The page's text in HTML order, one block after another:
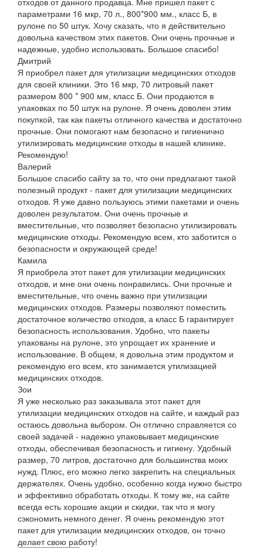
параметрами 16 мкр, 70 л., 800*900 мм., класс Б, в
рулоне по 50 штук. Хочу сказать, что я действительно
довольна качеством этих пакетов. Они очень прочные и
надежные, удобно использовать. Большое спасибо!
Дмитрий
Я приобрел пакет для утилизации медицинских отходов
для своей клиники. Это 16 мкр, 70 литровый пакет
размером 800 * 900 мм, класс Б. Они продаются в
упаковках по 50 штук на рулоне. Я очень доволен этим
покупкой, так как пакеты отличного качества и достаточно
прочные. Они помогают нам безопасно и гигиенично
утилизировать медицинские отходы в нашей клинике.
Рекомендую!
Валерий
Большое спасибо сайту за то, что они предлагают такой
полезный продукт - пакет для утилизации медицинских
отходов. Я уже давно пользуюсь этими пакетами и очень
доволен результатом. Они очень прочные и
вместительные, что позволяет безопасно утилизировать
медицинские отходы. Рекомендую всем, кто заботится о
безопасности и окружающей среде!
Камила
Я приобрела этот пакет для утилизации медицинских
отходов, и мне они очень понравились. Они прочные и
вместительные, что очень важно при утилизации
медицинских отходов. Размеры позволяют поместить
достаточное количество отходов, а класс Б гарантирует
безопасность использования. Удобно, что пакеты
упакованы на рулоне, это упрощает их хранение и
использование. В общем, я довольна этим продуктом и
рекомендую его всем, кто занимается утилизацией
медицинских отходов.
Зои
Я уже несколько раз заказывала этот пакет для
утилизации медицинских отходов на сайте, и каждый раз
остаюсь довольна выбором. Он отлично справляется со
своей задачей - надежно упаковывает медицинские
отходы, обеспечивая безопасность и гигиену. Удобный
размер, 70 литров, достаточно для большинства моих
нужд. Плюс, его можно легко закрепить на специальных
держателях. Очень удобно, особенно когда нужно быстро
и эффективно обработать отходы. К тому же, на сайте
всегда есть хорошие акции и скидки, так что я могу
сэкономить немного денег. Я очень рекомендую этот
пакет для утилизации медицинских отходов, он точно
делает свою работу!